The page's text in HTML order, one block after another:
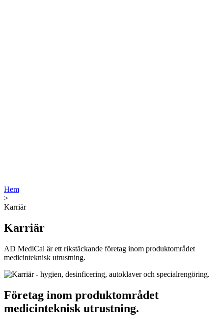
Hem
>
Karriär
Karriär
AD MediCal är ett rikstäckande företag inom produktområdet
medicinteknisk utrustning.
Företag inom produktområdet
medicinteknisk utrustning.